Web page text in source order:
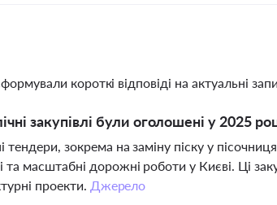
короткі відповіді на актуальні
закупівлі були оголошені у 2025
зокрема на заміну піску у
масштабні дорожні роботи у Києві. Ці
проекти. Джерело